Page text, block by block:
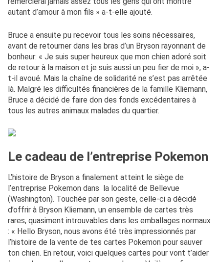
autant d’amour à mon fils » a-t-elle ajouté.
Bruce a ensuite pu recevoir tous les soins nécessaires,
avant de retourner dans les bras d’un Bryson rayonnant de
bonheur: « Je suis super heureux que mon chien adoré soit
de retour à la maison et je suis aussi un peu fier de moi », a-
t-il avoué. Mais la chaîne de solidarité ne s’est pas arrêtée
là. Malgré les difficultés financières de la famille Kliemann,
Bruce a décidé de faire don des fonds excédentaires à
tous les autres animaux malades du quartier.
Le cadeau de l’entreprise Pokemon
L’histoire de Bryson a finalement atteint le siège de
l’entreprise Pokemon dans la localité de Bellevue
(Washington). Touchée par son geste, celle-ci a décidé
d’offrir à Bryson Kliemann, un ensemble de cartes très
rares, quasiment introuvables dans les emballages normaux
: « Hello Bryson, nous avons été très impressionnés par
l’histoire de la vente de tes cartes Pokemon pour sauver
ton chien. En retour, voici quelques cartes pour vont t’aider